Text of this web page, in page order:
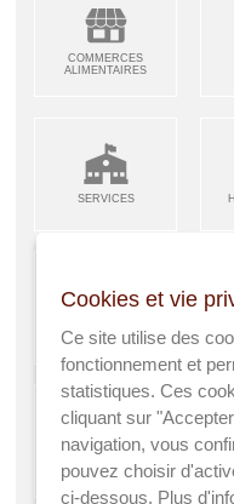
COMMERCES
ALIMENTAIRES
SERVICES
ARTISANS &
INDUSTRIES
A VISITER
Cookies et vie
Ce site utilise des
fonctionnement et
statistiques. Ces
cliquant sur
navigation, vous
pouvez choisir
ci-dessous. Plus